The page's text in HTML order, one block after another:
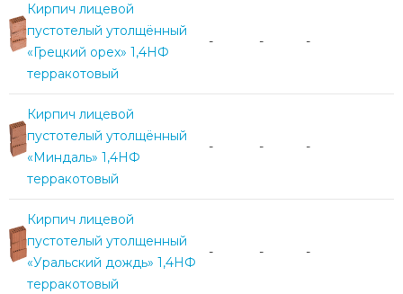
Кирпич лицевой
пустотелый утолщённый
«Грецкий орех» 1,4НФ
терракотовый
- - -
Кирпич лицевой
пустотелый утолщённый
«Миндаль» 1,4НФ
терракотовый
- - -
Кирпич лицевой
пустотелый утолщенный
«Уральский дождь» 1,4НФ
терракотовый
- - -